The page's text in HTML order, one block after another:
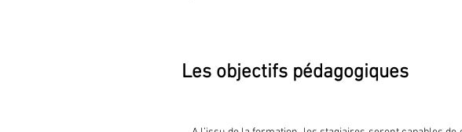
Les objectifs pédagogiques